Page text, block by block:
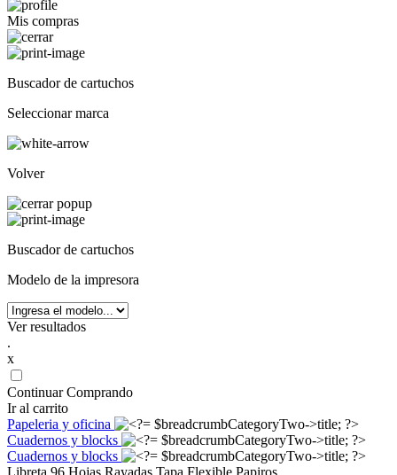
Mis compras
Buscador de cartuchos
Seleccionar marca
Volver
Buscador de cartuchos
Modelo de la impresora
Ver resultados
.
x
Continuar Comprando
Ir al carrito
Papeleria y oficina
Cuadernos y blocks
Cuadernos y blocks
Libreta 96 Hojas Rayadas Tapa Flexible Papiros